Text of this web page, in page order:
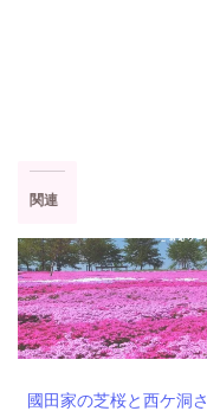
関連
國田家の芝桜と西ケ洞さ